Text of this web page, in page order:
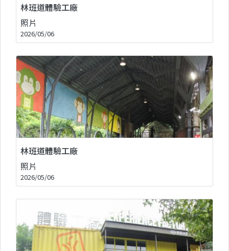
林班道體驗工廠
照片
2026/05/06
林班道體驗工廠
照片
2026/05/06